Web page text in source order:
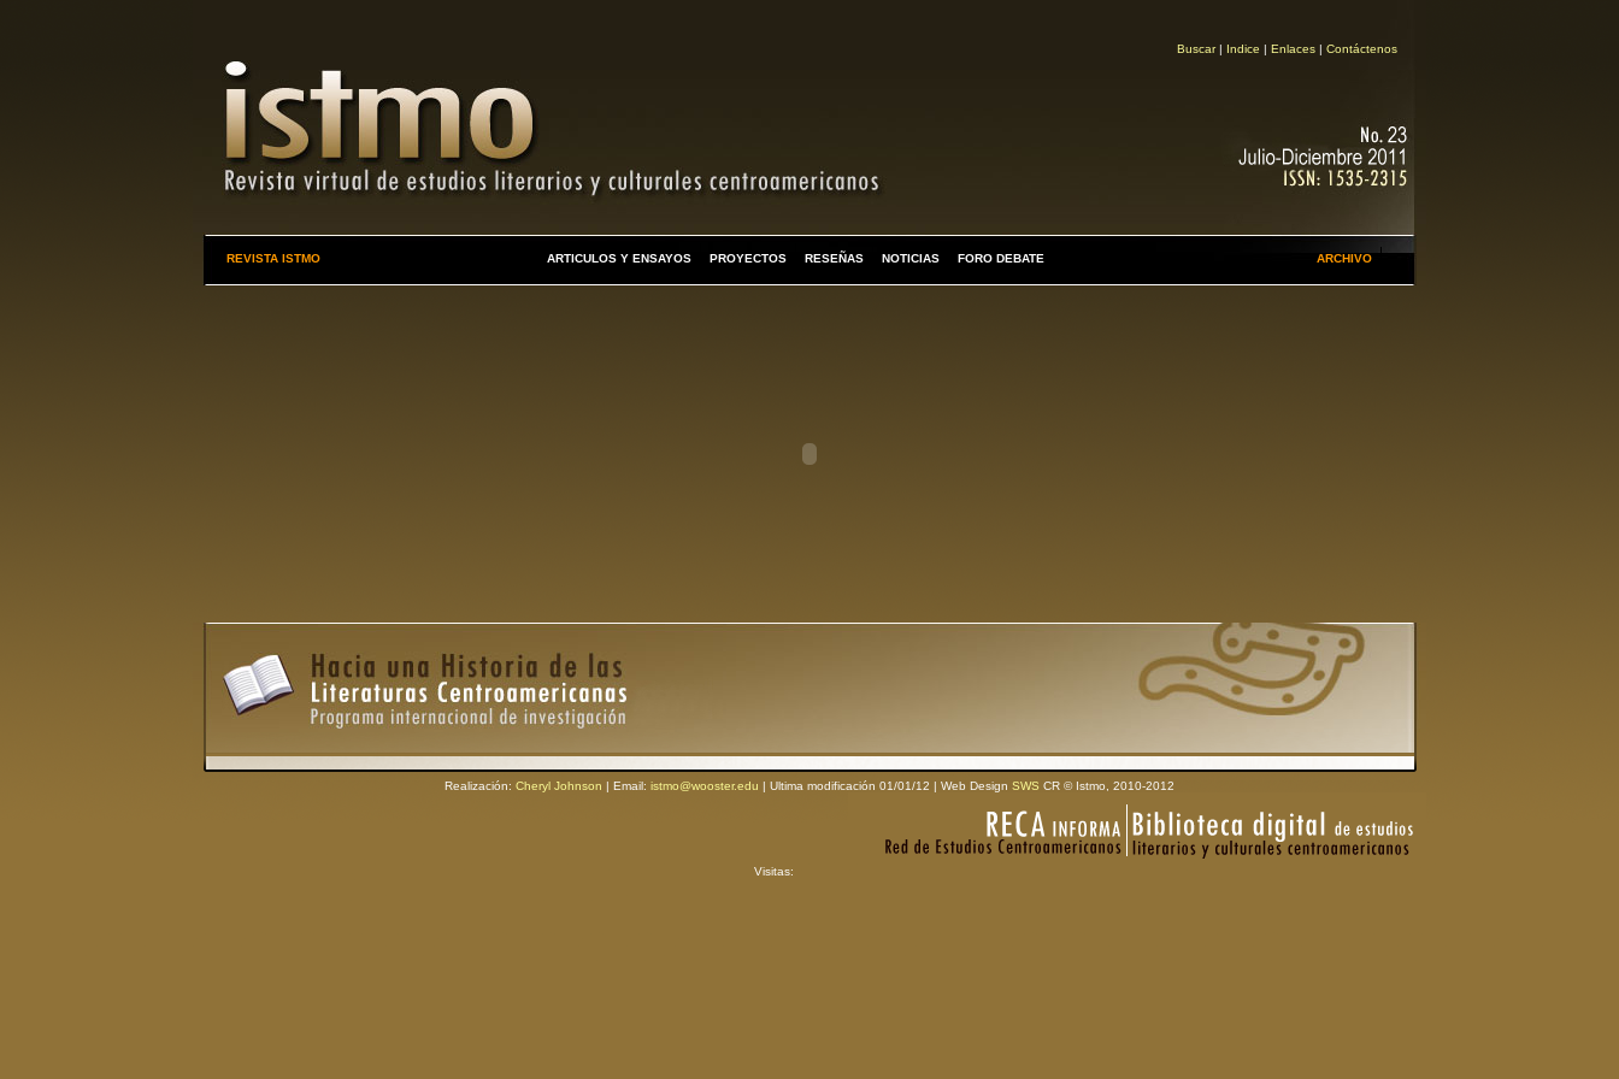
Buscar| Indice | Enlaces| Contáctenos
REVISTA ISTMO ARTICULOS Y ENSAYOS PROYECTOS RESEÑAS NOTICIAS FORO DEBATE ARCHIVO
Realización: Cheryl Johnson | Email: istmo@wooster.edu | Ultima modificación 01/01/12 | Web Design SWS CR © Istmo, 2010-2012
Visitas: